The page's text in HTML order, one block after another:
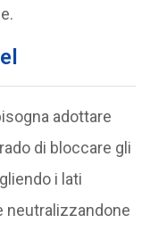
adottare
di bloccare gli
i lati
neutralizzandone